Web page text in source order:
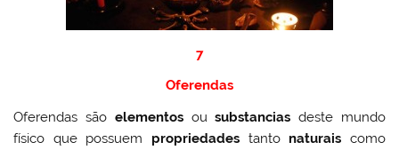
7
Oferendas
Oferendas são elementos ousubstancias deste mundo
físico que possuem propriedades tanto naturais como